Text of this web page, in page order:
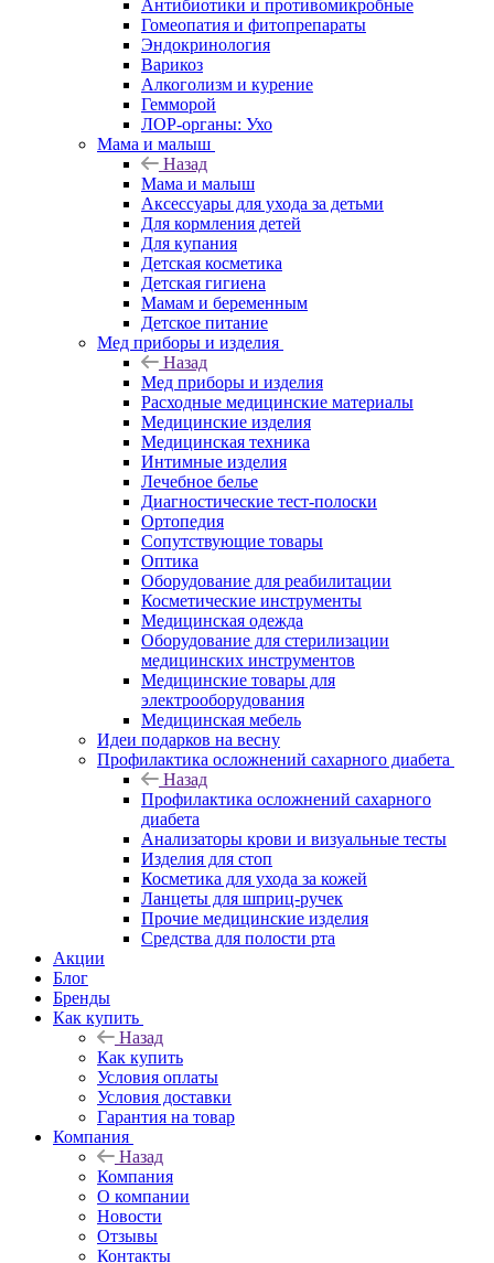
Антибиотики и противомикробные
Гомеопатия и фитопрепараты
Эндокринология
Варикоз
Алкоголизм и курение
Гемморой
ЛОР-органы: Ухо
Мама и малыш
Назад
Мама и малыш
Аксессуары для ухода за детьми
Для кормления детей
Для купания
Детская косметика
Детская гигиена
Мамам и беременным
Детское питание
Мед приборы и изделия
Назад
Мед приборы и изделия
Расходные медицинские материалы
Медицинские изделия
Медицинская техника
Интимные изделия
Лечебное белье
Диагностические тест-полоски
Ортопедия
Сопутствующие товары
Оптика
Оборудование для реабилитации
Косметические инструменты
Медицинская одежда
Оборудование для стерилизации
медицинских инструментов
Медицинские товары для
электрооборудования
Медицинская мебель
Идеи подарков на весну
Профилактика осложнений сахарного диабета
Назад
Профилактика осложнений сахарного
диабета
Анализаторы крови и визуальные тесты
Изделия для стоп
Косметика для ухода за кожей
Ланцеты для шприц-ручек
Прочие медицинские изделия
Средства для полости рта
Акции
Блог
Бренды
Как купить
Назад
Как купить
Условия оплаты
Условия доставки
Гарантия на товар
Компания
Назад
Компания
О компании
Новости
Отзывы
Контакты